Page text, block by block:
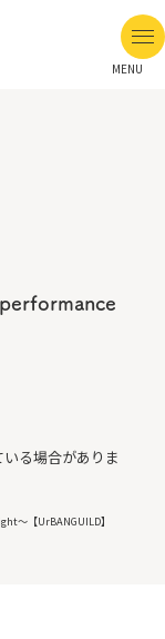
MENU
る場合がありま
～【UrBANGUILD】